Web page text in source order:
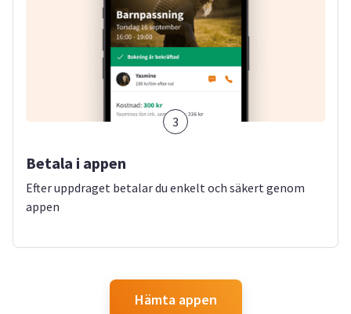
3
Betala i appen
Efter uppdraget betalar du enkelt och säkert genom
appen
Hämta appen